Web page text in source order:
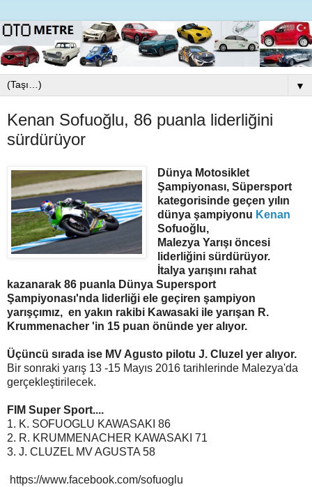
▼
Kenan Sofuoğlu, 86 puanla liderliğini
sürdürüyor
Dünya Motosiklet
Şampiyonası, Süpersport
kategorisinde geçen yılın
dünya şampiyonu Kenan
Sofuoğlu,
Malezya Yarışı öncesi
liderliğini sürdürüyor.
İtalya yarışını rahat
kazanarak 86 puanla Dünya Supersport
Şampiyonası'nda liderliği ele geçiren şampiyon
yarışçımız, en yakın rakibi Kawasaki ile yarışan R.
Krummenacher 'in 15 puan önünde yer alıyor.
Üçüncü sırada ise MV Agusto pilotu J. Cluzel yer alıyor.
Bir sonraki yarış 13 -15 Mayıs 2016 tarihlerinde Malezya'da
gerçekleştirilecek.
FIM Super Sport....
1. K. SOFUOGLU KAWASAKI 86
2. R. KRUMMENACHER KAWASAKI 71
3. J. CLUZEL MV AGUSTA 58
https://www.facebook.com/sofuoglu